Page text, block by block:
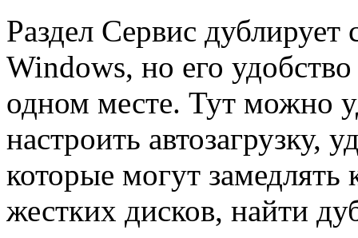
Раздел Сервис
Windows, но его
одном месте. Тут можно
настроить
которые могут замедлять
жестких дисков, найти